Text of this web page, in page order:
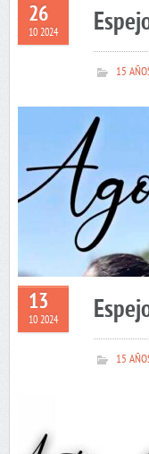
26
10 2024
15
13
10 2024
15